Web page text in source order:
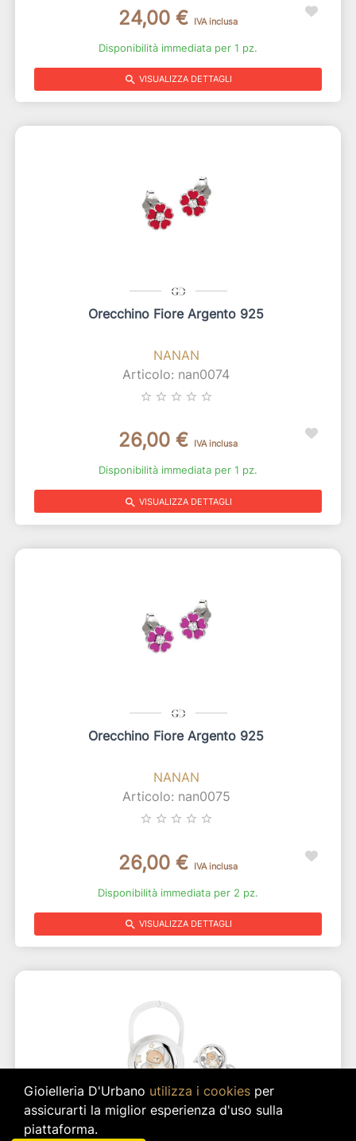
24,00 € IVA inclusa
Disponibilità immediata per 1 pz.
search VISUALIZZA DETTAGLI
Orecchino Fiore Argento 925
NANAN
Articolo: nan0074
star_border star_border star_border star_border star_border
26,00 € IVA inclusa
Disponibilità immediata per 1 pz.
search VISUALIZZA DETTAGLI
Orecchino Fiore Argento 925
NANAN
Articolo: nan0075
star_border star_border star_border star_border star_border
26,00 € IVA inclusa
Disponibilità immediata per 2 pz.
search VISUALIZZA DETTAGLI
Gioielleria D'Urbano utilizza i cookiesper
assicurarti la miglior esperienza d'uso sulla
piattaforma.